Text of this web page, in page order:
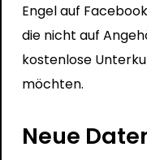
Engel auf Facebook
die nicht auf
kostenlose
möchten.
Neue